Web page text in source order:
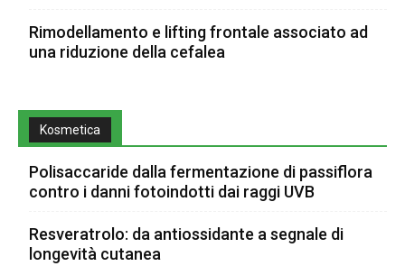
Rimodellamento e lifting frontale associato ad
una riduzione della cefalea
Kosmetica
Polisaccaride dalla fermentazione di passiflora
contro i danni fotoindotti dai raggi UVB
Resveratrolo: da antiossidante a segnale di
longevità cutanea